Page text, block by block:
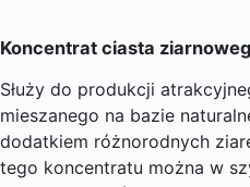
Koncentrat ciasta
Służy do produkcji
mieszanego na bazie
dodatkiem różnorodnych
tego koncentratu można w